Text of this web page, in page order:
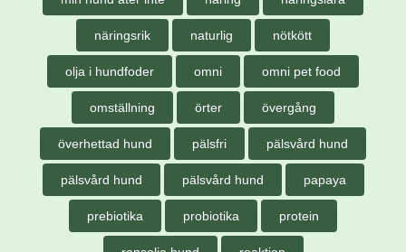
näringsrik naturlig nötkött
olja i hundfoder omni omni pet food
omställning örter övergång
överhettad hund pälsfri pälsvård hund
pälsvård hund pälsvård hund papaya
prebiotika probiotika protein